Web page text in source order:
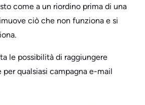
come a un riordino prima di una
ciò che non funziona e si
le possibilità di raggiungere
per qualsiasi campagna e-mail